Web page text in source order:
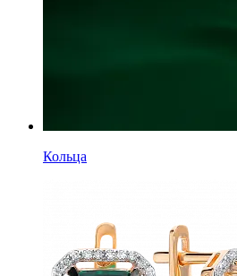
Кольца